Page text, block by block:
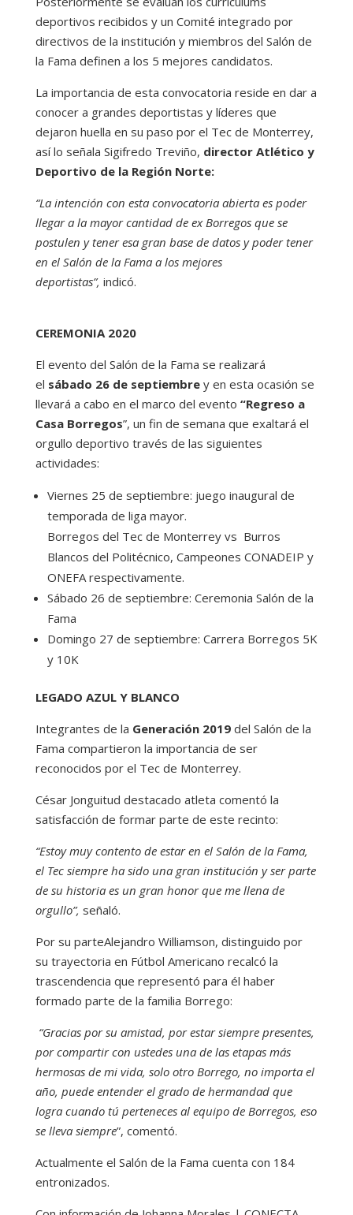
deportivos recibidos y un Comité integrado por
directivos de la institución y miembros del Salón de
la Fama definen a los 5 mejores candidatos.
La importancia de esta convocatoria reside en dar a
conocer a grandes deportistas y líderes que
dejaron huella en su paso por el Tec de Monterrey,
así lo señala Sigifredo Treviño, director Atlético y
Deportivo de la Región Norte:
“La intención con esta convocatoria abierta es poder
llegar a la mayor cantidad de ex Borregos que se
postulen y tener esa gran base de datos y poder tener
en el Salón de la Fama a los mejores
deportistas”, indicó.
CEREMONIA 2020
El evento del Salón de la Fama se realizará
el sábado 26 de septiembre y en esta ocasión se
llevará a cabo en el marco del evento “Regreso a
Casa Borregos”, un fin de semana que exaltará el
orgullo deportivo través de las siguientes
actividades:
Viernes 25 de septiembre: juego inaugural de
temporada de liga mayor.
Borregos del Tec de Monterrey vs Burros
Blancos del Politécnico, Campeones CONADEIP y
ONEFA respectivamente.
Sábado 26 de septiembre: Ceremonia Salón de la
Fama
Domingo 27 de septiembre: Carrera Borregos 5K
y 10K
LEGADO AZUL Y BLANCO
Integrantes de la Generación 2019del Salón de la
Fama compartieron la importancia de ser
reconocidos por el Tec de Monterrey.
César Jonguitud destacado atleta comentó la
satisfacción de formar parte de este recinto:
“Estoy muy contento de estar en el Salón de la Fama,
el Tec siempre ha sido una gran institución y ser parte
de su historia es un gran honor que me llena de
orgullo”, señaló.
Por su parteAlejandro Williamson, distinguido por
su trayectoria en Fútbol Americano recalcó la
trascendencia que representó para él haber
formado parte de la familia Borrego:
“Gracias por su amistad, por estar siempre presentes,
por compartir con ustedes una de las etapas más
hermosas de mi vida, solo otro Borrego, no importa el
año, puede entender el grado de hermandad que
logra cuando tú perteneces al equipo de Borregos, eso
se lleva siempre”, comentó.
Actualmente el Salón de la Fama cuenta con 184
entronizados.